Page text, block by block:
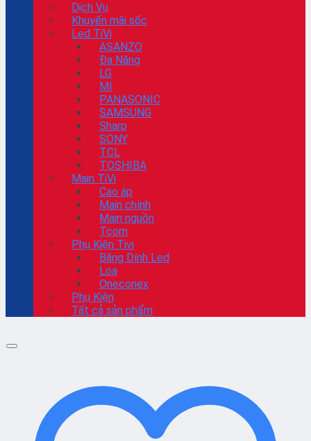
Dịch Vụ
Khuyến mãi sốc
Led TiVi
ASANZO
Đa Năng
LG
MI
PANASONIC
SAMSUNG
Sharp
SONY
TCL
TOSHIBA
Main TiVi
Cao áp
Main chính
Main nguồn
Tcom
Phụ Kiện Tivi
Băng Dính Led
Loa
Oneconex
Phụ Kiện
Tất cả sản phẩm